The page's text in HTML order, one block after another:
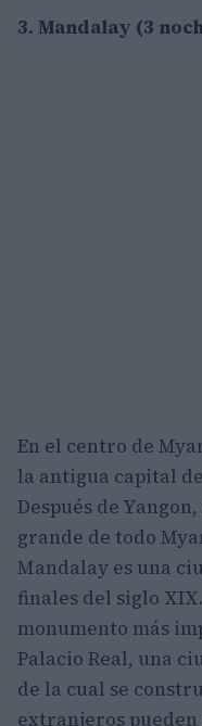
3. Mandalay (3
En el centro de
la antigua capital
Después de
grande de todo
Mandalay es una
finales del siglo
monumento más
Palacio Real, una
de la cual se
extranjeros